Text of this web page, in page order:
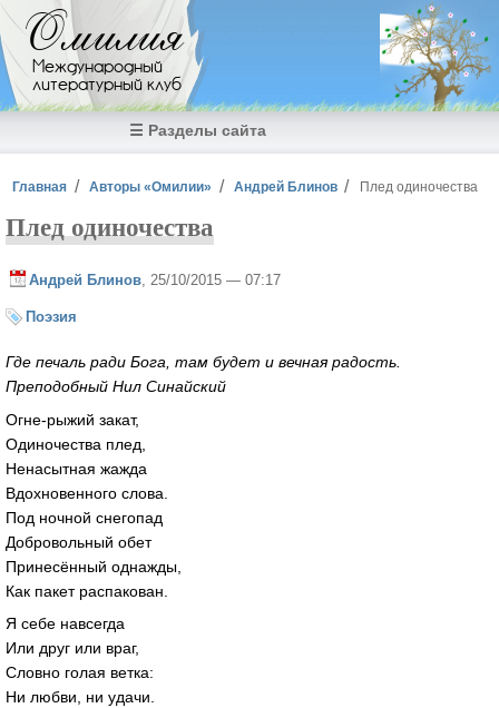
Перейти к основному содержанию
Омилия
Международный
литературный клуб
☰ Разделы сайта
Вы здесь
Главная Авторы «Омилии» Андрей Блинов Плед одиночества
Плед одиночества
Андрей Блинов , 25/10/2015 — 07:17
Поэзия
Где печаль ради Бога, там будет и вечная радость.
Преподобный Нил Синайский
Огне-рыжий закат,
Одиночества плед,
Ненасытная жажда
Вдохновенного слова.
Под ночной снегопад
Добровольный обет
Принесённый однажды,
Как пакет распакован.
Я себе навсегда
Или друг или враг,
Словно голая ветка:
Ни любви, ни удачи.